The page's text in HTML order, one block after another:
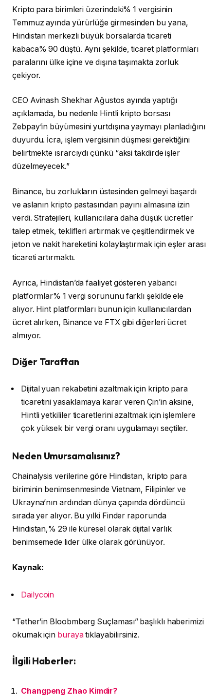
Kripto para birimleri üzerindeki% 1 vergisinin
Temmuz ayında yürürlüğe girmesinden bu yana,
Hindistan merkezli büyük borsalarda ticareti
kabaca% 90 düştü. Aynı şekilde, ticaret platformları
paralarını ülke içine ve dışına taşımakta zorluk
çekiyor.
CEO Avinash Shekhar Ağustos ayında yaptığı
açıklamada, bu nedenle Hintli kripto borsası
Zebpay’in büyümesini yurtdışına yaymayı planladığını
duyurdu. İcra, işlem vergisinin düşmesi gerektiğini
belirtmekte ısrarcıydı çünkü “aksi takdirde işler
düzelmeyecek.”
Binance, bu zorlukların üstesinden gelmeyi başardı
ve aslanın kripto pastasından payını almasına izin
verdi. Stratejileri, kullanıcılara daha düşük ücretler
talep etmek, teklifleri artırmak ve çeşitlendirmek ve
jeton ve nakit hareketini kolaylaştırmak için eşler arası
ticareti artırmaktı.
Ayrıca, Hindistan’da faaliyet gösteren yabancı
platformlar% 1 vergi sorununu farklı şekilde ele
alıyor. Hint platformları bunun için kullanıcılardan
ücret alırken, Binance ve FTX gibi diğerleri ücret
almıyor.
Diğer Taraftan
Dijital yuan rekabetini azaltmak için kripto para
ticaretini yasaklamaya karar veren Çin’in aksine,
Hintli yetkililer ticaretlerini azaltmak için işlemlere
çok yüksek bir vergi oranı uygulamayı seçtiler.
Neden Umursamalısınız?
Chainalysis verilerine göre Hindistan, kripto para
biriminin benimsenmesinde Vietnam, Filipinler ve
Ukrayna’nın ardından dünya çapında dördüncü
sırada yer alıyor. Bu yılki Finder raporunda
Hindistan,% 29 ile küresel olarak dijital varlık
benimsemede lider ülke olarak görünüyor.
Kaynak:
Dailycoin
“Tether’in Bloobmberg Suçlaması” başlıklı haberimizi
okumak için burayatıklayabilirsiniz.
İlgili Haberler:
Changpeng Zhao Kimdir?